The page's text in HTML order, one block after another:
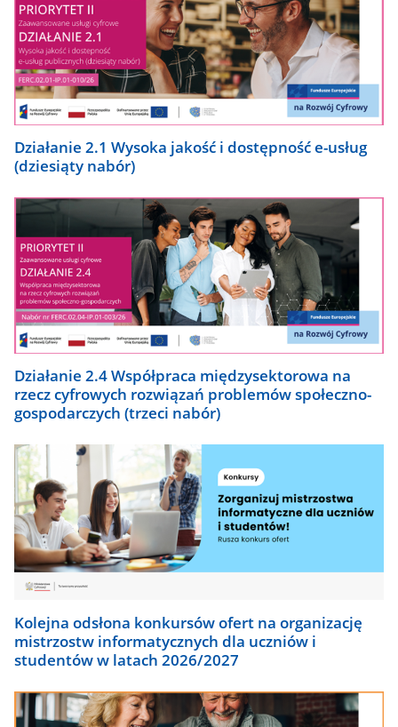
Działanie 2.1 Wysoka jakość i dostępność e-usług
(dziesiąty nabór)
Działanie 2.4 Współpraca międzysektorowa na
rzecz cyfrowych rozwiązań problemów społeczno-
gospodarczych (trzeci nabór)
Kolejna odsłona konkursów ofert na organizację
mistrzostw informatycznych dla uczniów i
studentów w latach 2026/2027